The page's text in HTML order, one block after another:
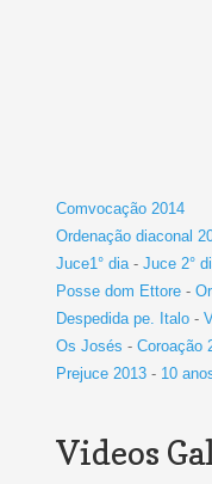
Comvocação 2014
Ordenação diaconal
Juce1° dia- Juce 2°
Posse dom Ettore-
Despedida pe. Italo-
Os Josés - Coroação
Prejuce 2013 - 10
Videos